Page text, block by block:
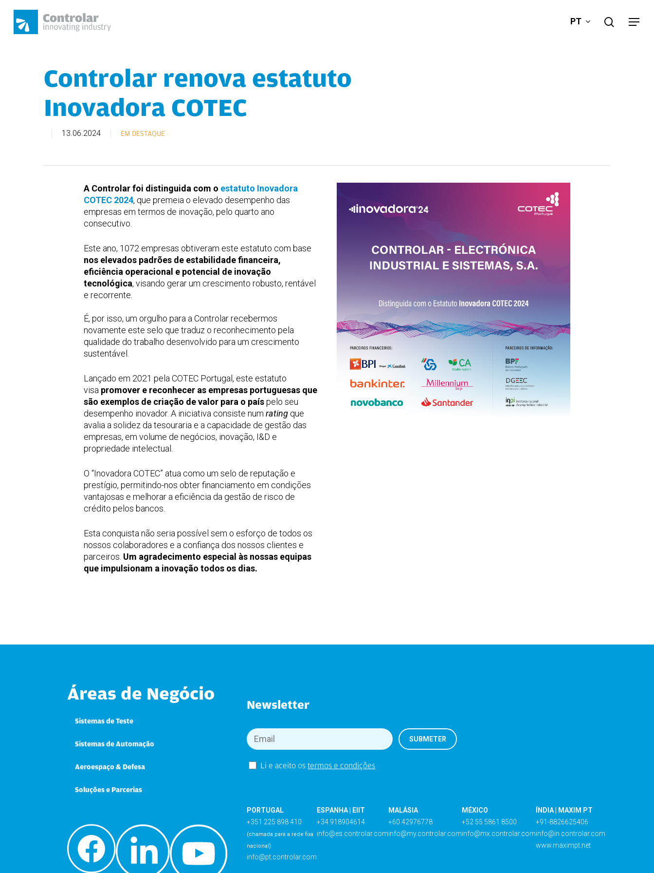
Pressione Enter para pesquisar ou ESC para fechar
PT search
Menu
Controlar renova estatuto
Inovadora COTEC
13.06.2024 EM DESTAQUE
A Controlar foi distinguida com o estatuto Inovadora
COTEC 2024, que premeia o elevado desempenho das
empresas em termos de inovação, pelo quarto ano
consecutivo.
Este ano, 1072 empresas obtiveram este estatuto com base
nos elevados padrões de estabilidade financeira,
eficiência operacional e potencial de inovação
tecnológica, visando gerar um crescimento robusto, rentável
e recorrente.
É, por isso, um orgulho para a Controlar recebermos
novamente este selo que traduz o reconhecimento pela
qualidade do trabalho desenvolvido para um crescimento
sustentável.
Lançado em 2021 pela COTEC Portugal, este estatuto
visa promover e reconhecer as empresas portuguesas que
são exemplos de criação de valor para o paíspelo seu
desempenho inovador. A iniciativa consiste num rating que
avalia a solidez da tesouraria e a capacidade de gestão das
empresas, em volume de negócios, inovação, I&D e
propriedade intelectual.
O “Inovadora COTEC” atua como um selo de reputação e
prestígio, permitindo-nos obter financiamento em condições
vantajosas e melhorar a eficiência da gestão de risco de
crédito pelos bancos.
Esta conquista não seria possível sem o esforço de todos os
nossos colaboradores e a confiança dos nossos clientes e
parceiros. Um agradecimento especial às nossas equipas
que impulsionam a inovação todos os dias.
Áreas de Negócio
Sistemas de Teste
Sistemas de Automação
Aeroespaço & Defesa
Soluções e Parcerias
Newsletter
Li e aceito ostermos e condições
PORTUGAL
+351 225 898 410
(chamada para a rede fixa
nacional)
info@pt.controlar.com
ESPANHA | EIIT
+34 918904614
info@es.controlar.com
MALÁSIA
+60 42976778
info@my.controlar.com
MÉXICO
+52 55 5861 8500
info@mx.controlar.com
ÍNDIA | MAXIM PT
+91-8826625406
info@in.controlar.com
www.maximpt.net